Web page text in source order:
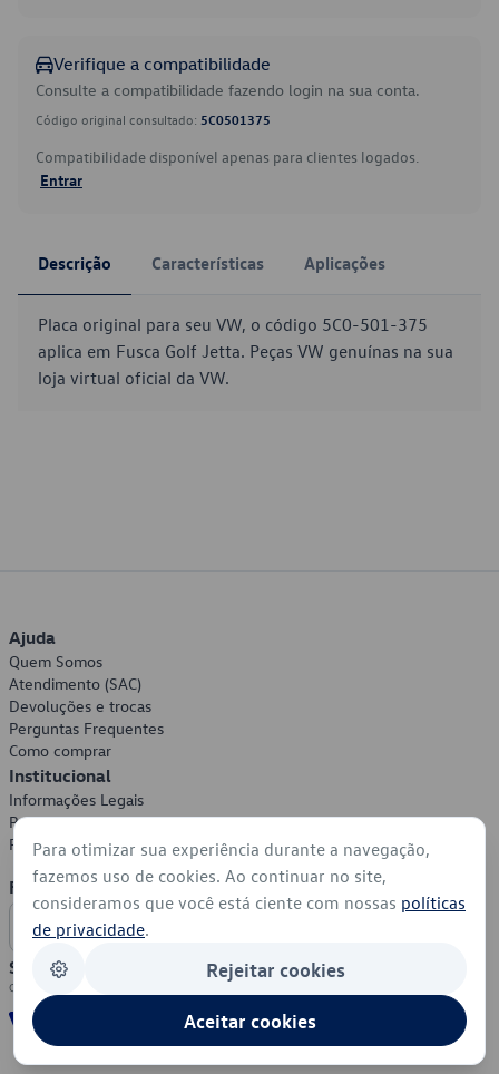
Verifique a compatibilidade
Consulte a compatibilidade fazendo login na sua conta.
Código original consultado: 5C0501375
Compatibilidade disponível apenas para clientes logados.
Entrar
Descrição Características Aplicações
Placa original para seu VW, o código 5C0-501-375
aplica em Fusca Golf Jetta. Peças VW genuínas na sua
loja virtual oficial da VW.
Ajuda
Quem Somos
Atendimento (SAC)
Devoluções e trocas
Perguntas Frequentes
Como comprar
Institucional
Informações Legais
Política de Privacidade
Política de Cookies
Formas de Pagamento
Segurança
Para otimizar sua experiência durante a navegação,
fazemos uso de cookies. Ao continuar no site,
consideramos que você está ciente com nossas políticas
de privacidade.
Rejeitar cookies
Aceitar cookies